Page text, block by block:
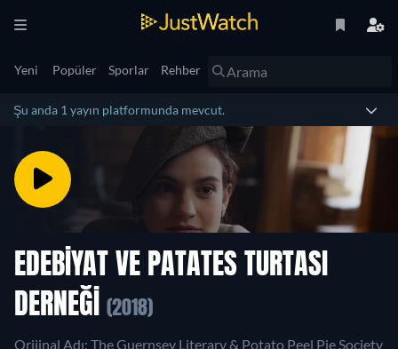
Yeni Popüler Sporlar Rehber
Şu anda 1 yayın platformunda mevcut.
EDEBIYAT VE PATATES TURTASI
DERNEĞI
(2018)
Orijinal Adı: The Guernsey Literary & Potato Peel Pie Society